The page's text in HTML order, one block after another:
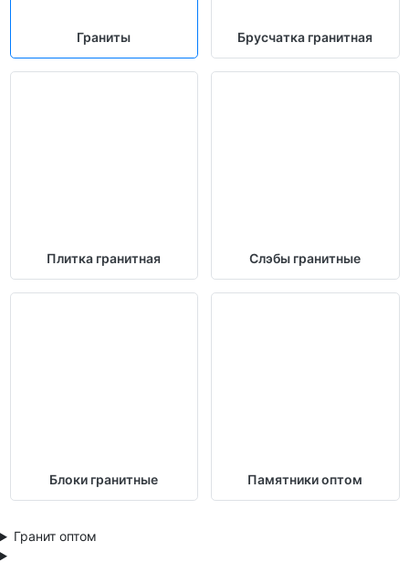
Граниты Брусчатка гранитная
Плитка гранитная Слэбы гранитные
Блоки гранитные Памятники оптом
Гранит оптом